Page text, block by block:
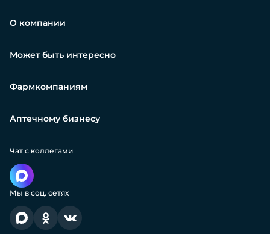
О компании
Может быть интересно
Фармкомпаниям
Аптечному бизнесу
Чат с коллегами
Мы в соц. сетях